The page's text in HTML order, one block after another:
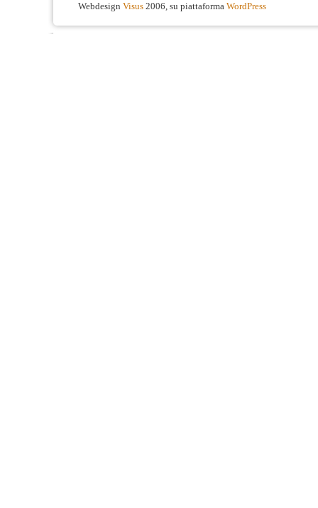
Webdesign Visus 2006, su piattaforma WordPress